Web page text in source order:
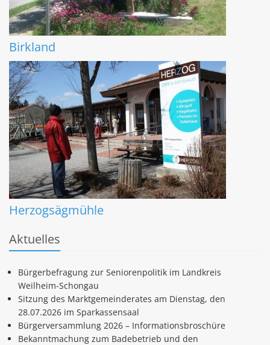
Birkland
Herzogsägmühle
Aktuelles
Bürgerbefragung zur Seniorenpolitik im Landkreis
Weilheim-Schongau
Sitzung des Marktgemeinderates am Dienstag, den
28.07.2026 im Sparkassensaal
Bürgerversammlung 2026 – Informationsbroschüre
Bekanntmachung zum Badebetrieb und den